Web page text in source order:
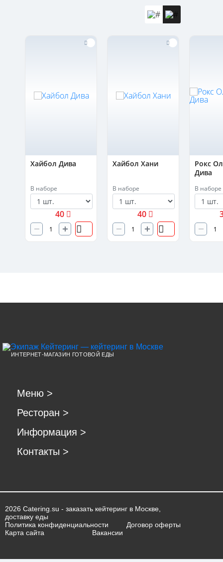
Хайбол Дива
В наборе
40
Хайбол Хани
В наборе
40
Рокс
Дива
В наборе
ИНТЕРНЕТ-МАГАЗИН ГОТОВОЙ ЕДЫ
Меню >
Ресторан >
Информация >
Контакты >
2026 Catering.su - заказать кейтеринг в Москве,
доставку еды
Политика конфиденциальности
Договор оферты
Карта сайта
Вакансии